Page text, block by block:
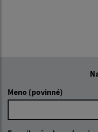
Meno (povinné)